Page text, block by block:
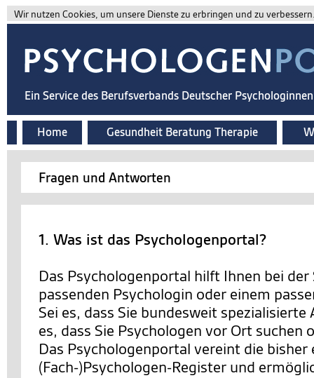
Wir nutzen Cookies, um unsere Dienste zu erbringen und zu
Ein Service des Berufsverbands Deutscher
Home Gesundheit Beratung Therapie
Fragen und Antworten
1. Was ist das Psychologenportal?
Das Psychologenportal hilft Ihnen bei der
passenden Psychologin oder einem
Sei es, dass Sie bundesweit spezialisierte
es, dass Sie Psychologen vor Ort suchen
Das Psychologenportal vereint die bisher
(Fach-)Psychologen-Register und